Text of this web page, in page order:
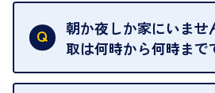
定のお店や、ほかのお客様へ
えられるためです。
朝か夜しか家にいませ
取は何時から何時まで
ご訪問可能時間は、10時から